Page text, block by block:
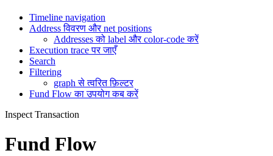
Timeline navigation
Address विवरण और net positions
Addresses को label और color-code करें
Execution trace पर जाएँ
Search
Filtering
graph से त्वरित फ़िल्टर
Fund Flow का उपयोग कब करें
Inspect Transaction
Fund Flow